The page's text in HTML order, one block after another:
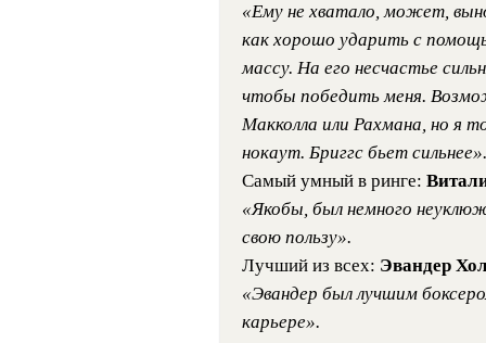
«Ему не хватало, может,
как хорошо ударить с
массу. На его несчастье
чтобы победить меня.
Макколла или Рахмана, но я
нокаут. Бриггс бьет сильнее».
Самый умный в ринге:
«Якобы, был немного
свою пользу».
Лучший из всех: Эвандер
«Эвандер был лучшим
карьере».